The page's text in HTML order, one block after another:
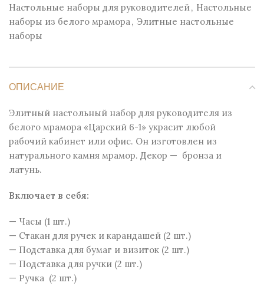
Настольные наборы для руководителей, Настольные
наборы из белого мрамора, Элитные настольные
наборы
ОПИСАНИЕ
Элитный настольный набор для руководителя из
белого мрамора «Царский 6-1» украсит любой
рабочий кабинет или офис. Он изготовлен из
натурального камня мрамор. Декор — бронза и
латунь.
Включает в себя:
— Часы (1 шт.)
— Стакан для ручек и карандашей (2 шт.)
— Подставка для бумаг и визиток (2 шт.)
— Подставка для ручки (2 шт.)
— Ручка (2 шт.)